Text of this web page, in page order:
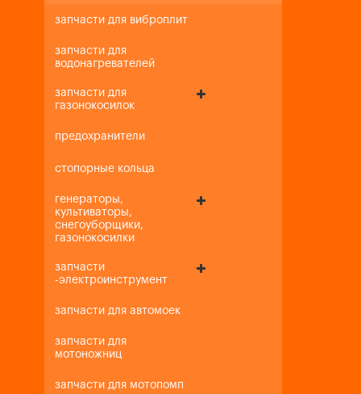
запчасти для виброплит
запчасти для
водонагревателей
запчасти для
газонокосилок
предохранители
стопорные кольца
генераторы,
культиваторы,
снегоуборщики,
газонокосилки
запчасти
-электроинструмент
запчасти для автомоек
запчасти для
мотоножниц
запчасти для мотопомп